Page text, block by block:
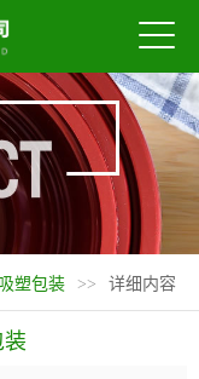
塑包装 >> 详细内容